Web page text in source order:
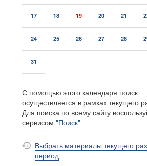
17 18 19 20 21
24 25 26 27 28
31
С помощью этого календаря поиск
осуществляется в рамках текущего
Для поиска по всему сайту
сервисом "Поиск"
Выбрать материалы текущего
период